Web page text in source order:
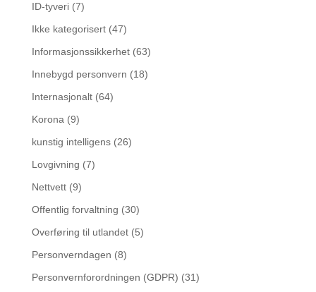
ID-tyveri(7)
Ikke kategorisert(47)
Informasjonssikkerhet(63)
Innebygd personvern (18)
Internasjonalt(64)
Korona (9)
kunstig intelligens(26)
Lovgivning (7)
Nettvett(9)
Offentlig forvaltning (30)
Overføring til utlandet(5)
Personverndagen (8)
Personvernforordningen (GDPR) (31)